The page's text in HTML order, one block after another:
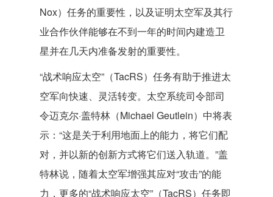
Nox）任务的重要性，以及证明太空军及其行
业合作伙伴能够在不到一年的时间内建造卫
星并在几天内准备发射的重要性。
“战术响应太空”（TacRS）任务有助于推进太
空军向快速、灵活转变。太空系统司令部司
令迈克尔·盖特林（Michael Geutlein）中将表
示：“这是关于利用地面上的能力，将它们配
对，并以新的创新方式将它们送入轨道。”盖
特林说，随着太空军增强其应对“攻击”的能
力，更多的“战术响应太空”（TacRS）任务即